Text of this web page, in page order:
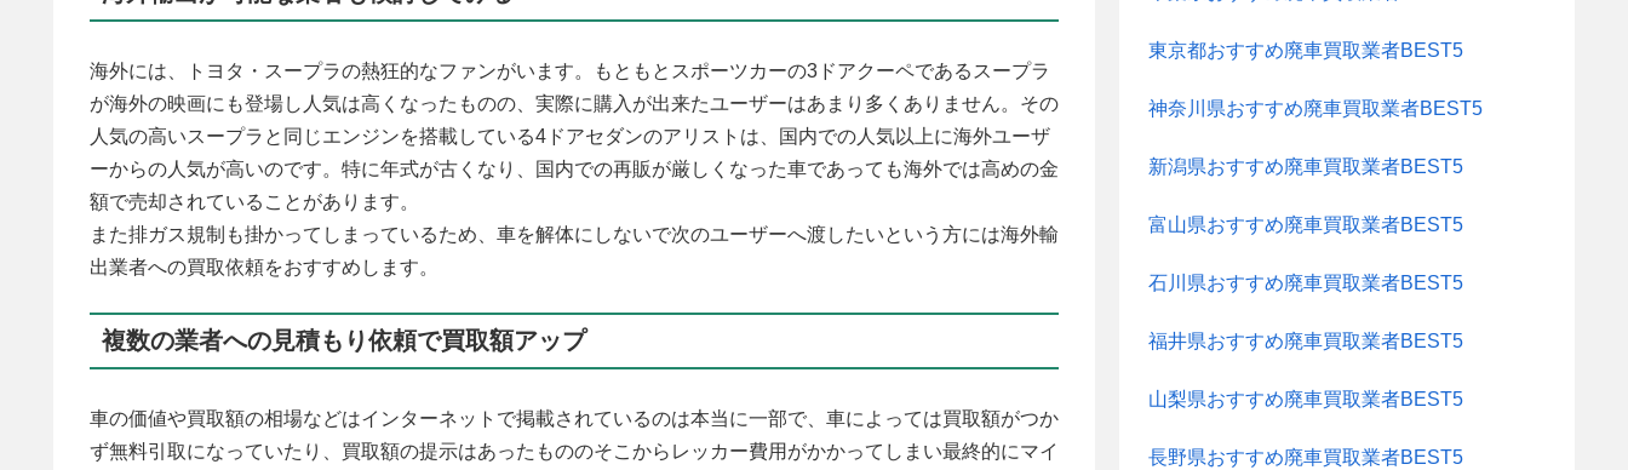
海外には、トヨタ・スープラの熱狂的なファンがいます。もともとスポーツカーの3ドアクーペであるスープラ
が海外の映画にも登場し人気は高くなったものの、実際に購入が出来たユーザーはあまり多くありません。その
人気の高いスープラと同じエンジンを搭載している4ドアセダンのアリストは、国内での人気以上に海外ユーザ
ーからの人気が高いのです。特に年式が古くなり、国内での再販が厳しくなった車であっても海外では高めの金
額で売却されていることがあります。
また排ガス規制も掛かってしまっているため、車を解体にしないで次のユーザーへ渡したいという方には海外輸
出業者への買取依頼をおすすめします。
複数の業者への見積もり依頼で買取額アップ
車の価値や買取額の相場などはインターネットで掲載されているのは本当に一部で、車によっては買取額がつか
ず無料引取になっていたり、買取額の提示はあったもののそこからレッカー費用がかかってしまい最終的にマイ
東京都おすすめ廃車買取業者BEST5
神奈川県おすすめ廃車買取業者BEST5
新潟県おすすめ廃車買取業者BEST5
富山県おすすめ廃車買取業者BEST5
石川県おすすめ廃車買取業者BEST5
福井県おすすめ廃車買取業者BEST5
山梨県おすすめ廃車買取業者BEST5
長野県おすすめ廃車買取業者BEST5